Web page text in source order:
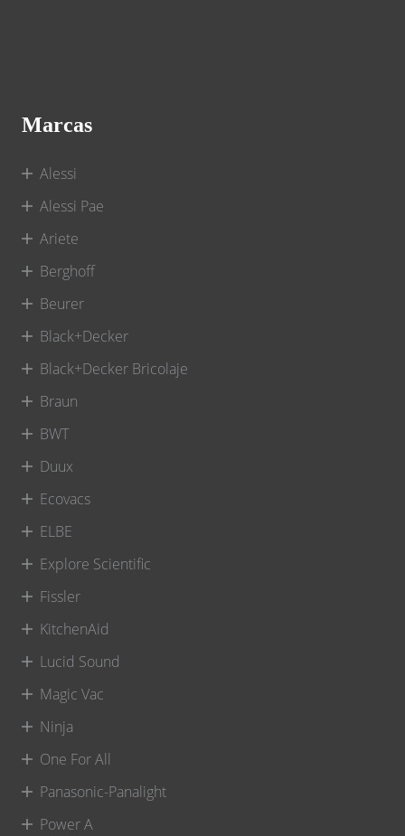
Marcas
Alessi
Alessi Pae
Ariete
Berghoff
Beurer
Black+Decker
Black+Decker Bricolaje
Braun
BWT
Duux
Ecovacs
ELBE
Explore Scientific
Fissler
KitchenAid
Lucid Sound
Magic Vac
Ninja
One For All
Panasonic-Panalight
Power A